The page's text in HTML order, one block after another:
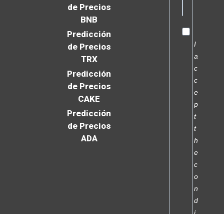
de Precios
BNB
Predicción
de Precios
TRX
Predicción
de Precios
CAKE
Predicción
de Precios
ADA
I
a
c
c
e
p
t
t
h
e
c
o
n
d
i